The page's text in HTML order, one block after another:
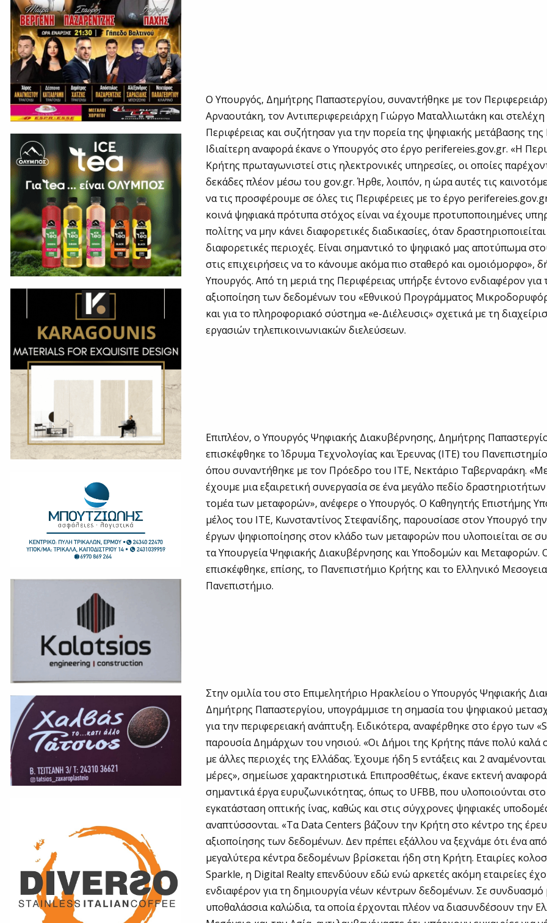
Ο Υπουργός, Δημήτρης Παπαστεργίου, συναντήθηκε με τον
Αρναουτάκη, τον Αντιπεριφερειάρχη Γιώργο Ματαλλιωτάκη και στελέχη
Περιφέρειας και συζήτησαν για την πορεία της ψηφιακής μετάβασης
Ιδιαίτερη αναφορά έκανε ο Υπουργός στο έργο perifereies.gov.gr. «Η
Κρήτης πρωταγωνιστεί στις ηλεκτρονικές υπηρεσίες, οι οποίες
δεκάδες πλέον μέσω του gov.gr. Ήρθε, λοιπόν, η ώρα αυτές τις
να τις προσφέρουμε σε όλες τις Περιφέρειες με το έργο
κοινά ψηφιακά πρότυπα στόχος είναι να έχουμε προτυποποιημένες
πολίτης να μην κάνει διαφορετικές διαδικασίες, όταν
διαφορετικές περιοχές. Είναι σημαντικό το ψηφιακό μας αποτύπωμα
στις επιχειρήσεις να το κάνουμε ακόμα πιο σταθερό και ομοιόμορφο»,
Υπουργός. Από τη μεριά της Περιφέρειας υπήρξε έντονο ενδιαφέρον για
αξιοποίηση των δεδομένων του «Εθνικού Προγράμματος
και για το πληροφοριακό σύστημα «e-Διέλευσις» σχετικά με τη
εργασιών τηλεπικοινωνιακών διελεύσεων.
Επιπλέον, ο Υπουργός Ψηφιακής Διακυβέρνησης, Δημήτρης
επισκέφθηκε το Ίδρυμα Τεχνολογίας και Έρευνας (ΙΤΕ) του
όπου συναντήθηκε με τον Πρόεδρο του ΙΤΕ, Νεκτάριο Ταβερναράκη.
έχουμε μια εξαιρετική συνεργασία σε ένα μεγάλο πεδίο
τομέα των μεταφορών», ανέφερε ο Υπουργός. Ο Καθηγητής Επιστήμης
μέλος του ΙΤΕ, Κωνσταντίνος Στεφανίδης, παρουσίασε στον Υπουργό
έργων ψηφιοποίησης στον κλάδο των μεταφορών που υλοποιείται σε
τα Υπουργεία Ψηφιακής Διακυβέρνησης και Υποδομών και Μεταφορών.
επισκέφθηκε, επίσης, το Πανεπιστήμιο Κρήτης και το Ελληνικό
Πανεπιστήμιο.
Στην ομιλία του στο Επιμελητήριο Ηρακλείου ο Υπουργός Ψηφιακής
Δημήτρης Παπαστεργίου, υπογράμμισε τη σημασία του ψηφιακού
για την περιφερειακή ανάπτυξη. Ειδικότερα, αναφέρθηκε στο έργο των
παρουσία Δημάρχων του νησιού. «Οι Δήμοι της Κρήτης πάνε πολύ καλά
με άλλες περιοχές της Ελλάδας. Έχουμε ήδη 5 εντάξεις και 2
μέρες», σημείωσε χαρακτηριστικά. Επιπροσθέτως, έκανε εκτενή
σημαντικά έργα ευρυζωνικότητας, όπως το UFBB, που υλοποιούνται
εγκατάσταση οπτικής ίνας, καθώς και στις σύγχρονες ψηφιακές
αναπτύσσονται. «Τα Data Centers βάζουν την Κρήτη στο κέντρο της
αξιοποίησης των δεδομένων. Δεν πρέπει εξάλλου να ξεχνάμε ότι ένα
μεγαλύτερα κέντρα δεδομένων βρίσκεται ήδη στη Κρήτη. Εταιρίες
Sparkle, η Digital Realty επενδύουν εδώ ενώ αρκετές ακόμη εταιρείες
ενδιαφέρον για τη δημιουργία νέων κέντρων δεδομένων. Σε συνδυασμό
υποθαλάσσια καλώδια, τα οποία έρχονται πλέον να διασυνδέσουν την